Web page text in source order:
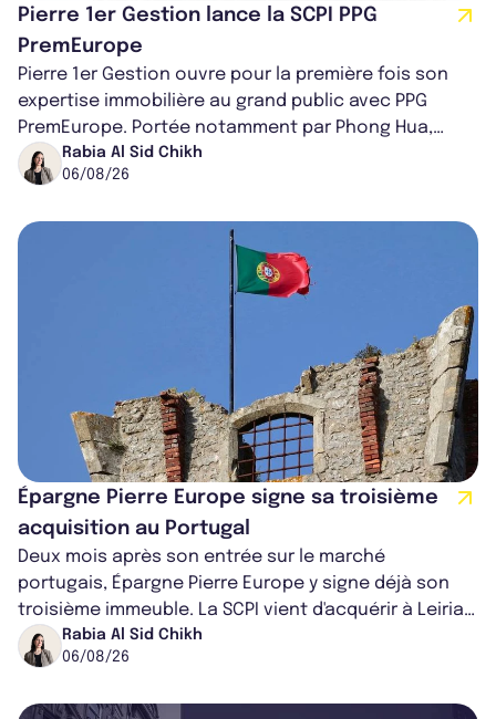
Pierre 1er Gestion lance la SCPI PPG
PremEurope
Pierre 1er Gestion ouvre pour la première fois son
expertise immobilière au grand public avec PPG
PremEurope. Portée notamment par Phong Hua,
ancien directeur des investissements d...
Rabia Al Sid Chikh
06/08/26
Épargne Pierre Europe signe sa troisième
acquisition au Portugal
Deux mois après son entrée sur le marché
portugais, Épargne Pierre Europe y signe déjà son
troisième immeuble. La SCPI vient d'acquérir à Leiria,
dans le centre du pays, un établis...
Rabia Al Sid Chikh
06/08/26